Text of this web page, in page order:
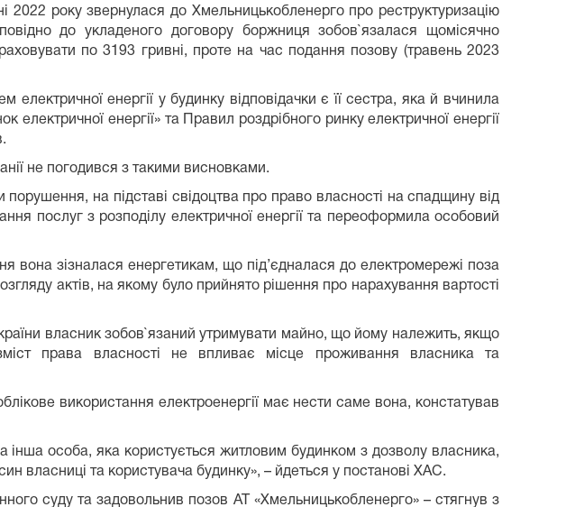
2022 року звернулася до Хмельницькобленерго про реструктуризацію
до укладеного договору боржниця зобов`язалася щомісячно
по 3193 гривні, проте на час подання позову (травень 2023
енергії у будинку відповідачки є її сестра, яка й вчинила
енергії» та Правил роздрібного ринку електричної енергії
не погодився з такими висновками.
на підставі свідоцтва про право власності на спадщину від
послуг з розподілу електричної енергії та переоформила особовий
вона зізналася енергетикам, що під’єдналася до електромережі поза
актів, на якому було прийнято рішення про нарахування вартості
власник зобов`язаний утримувати майно, що йому належить, якщо
права власності не впливає місце проживання власника та
використання електроенергії має нести саме вона, констатував
інша особа, яка користується житловим будинком з дозволу власника,
власниці та користувача будинку», – йдеться у постанові ХАС.
суду та задовольнив позов АТ «Хмельницькобленерго» – стягнув з